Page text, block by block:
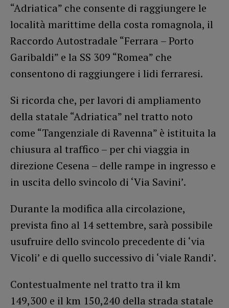
“Adriatica” che consente di raggiungere le
località marittime della costa romagnola, il
Raccordo Autostradale “Ferrara – Porto
Garibaldi” e la SS 309 “Romea” che
consentono di raggiungere i lidi ferraresi.
Si ricorda che, per lavori di ampliamento
della statale “Adriatica” nel tratto noto
come “Tangenziale di Ravenna” è istituita la
chiusura al traffico – per chi viaggia in
direzione Cesena – delle rampe in ingresso e
in uscita dello svincolo di ‘Via Savini’.
Durante la modifica alla circolazione,
prevista fino al 14 settembre, sarà possibile
usufruire dello svincolo precedente di ‘via
Vicoli’ e di quello successivo di ‘viale Randi’.
Contestualmente nel tratto tra il km
149,300 e il km 150,240 della strada statale